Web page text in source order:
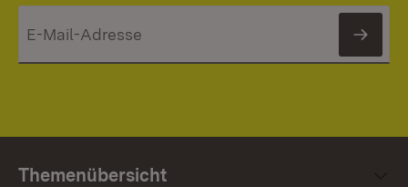
Themenübersicht